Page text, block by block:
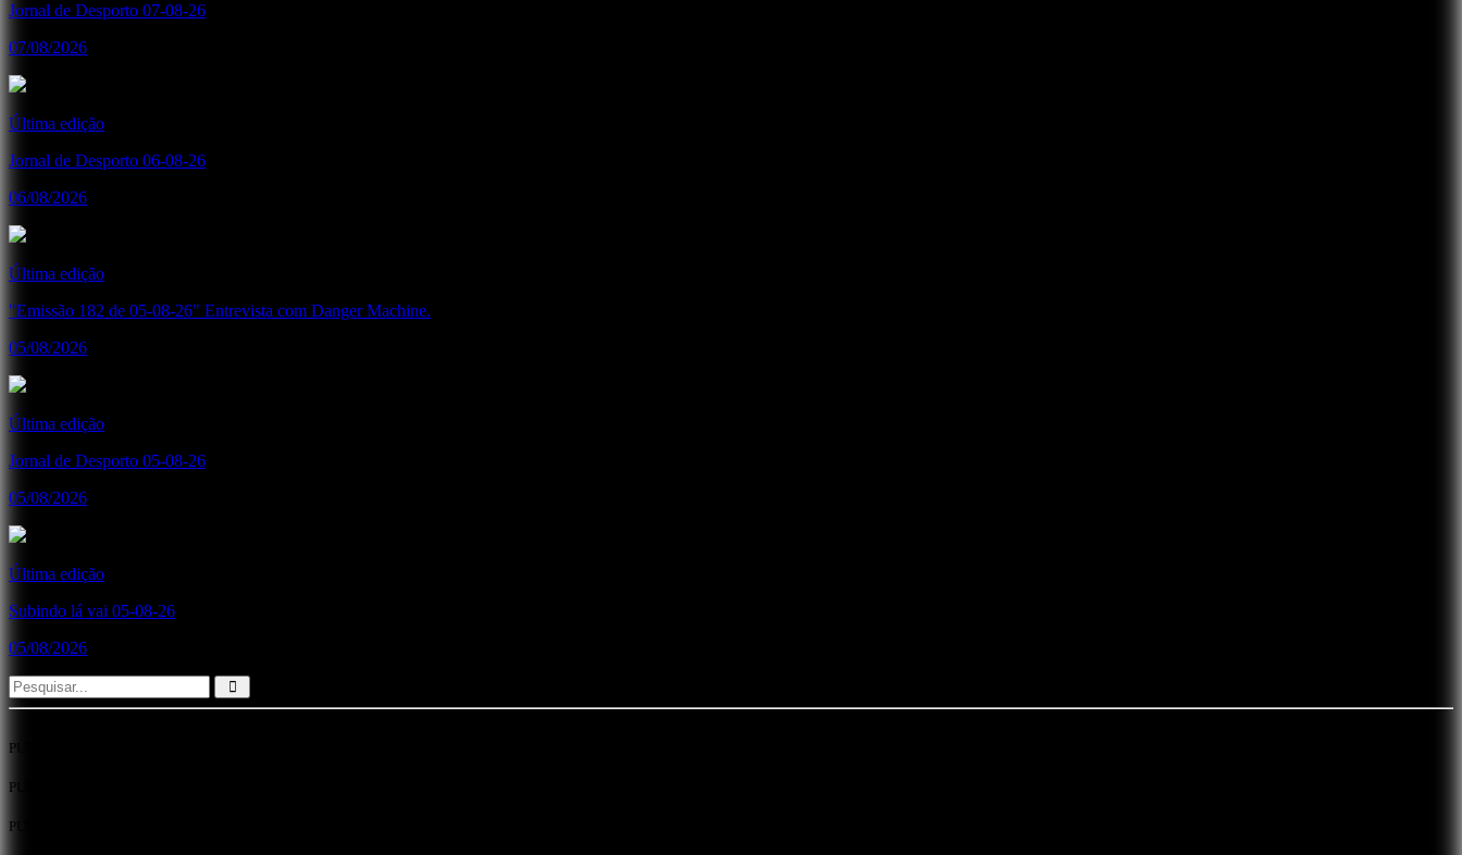
Jornal de Desporto 07-08-26
07/08/2026
Última edição
Jornal de Desporto 06-08-26
06/08/2026
Última edição
"Emissão 182 de 05-08-26" Entrevista com Danger Machine.
05/08/2026
Última edição
Jornal de Desporto 05-08-26
05/08/2026
Última edição
Subindo lá vai 05-08-26
05/08/2026
PUB
PUB
PUB